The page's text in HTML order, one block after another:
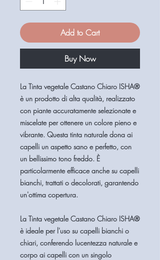
Add to Cart
Buy Now
La Tinta vegetale Castano Chiaro ISHA®
è un prodotto di alta qualità, realizzato
con piante accuratamente selezionate e
miscelate per ottenere un colore pieno e
vibrante. Questa tinta naturale dona ai
capelli un aspetto sano e perfetto, con
un bellissimo tono freddo. È
particolarmente efficace anche su capelli
bianchi, trattati o decolorati, garantendo
un'ottima copertura.
La Tinta vegetale Castano Chiaro ISHA®
è ideale per l'uso su capelli bianchi o
chiari, conferendo lucentezza naturale e
corpo ai capelli con un singolo